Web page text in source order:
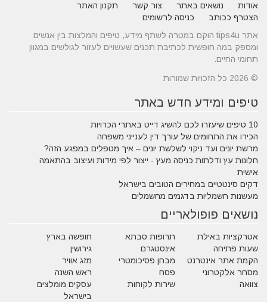
אודות נושאים באתר צור קשר
תקנון האתר
הצטרף ככותב
כניסה לרשומים
אתר tips4u הוקם במטרה לשתף מידע, טיפים והמלצות בין אנשים
ומספק במה חופשית לכתיבת תכנים שעשויים לעזור לגולשים במגוון
תחומי החיים.
© 2026 כל הזכויות שמורות
טיפים ומידע חדש באתר
10 טיפים שיעזרו לכם להשיג דייט באתרי הכרויות
הכירו את התחומים של עורך דין לענייני משפחה
מרשת יונים ועד ניקוי לשלשת יונים – איך מטפלים במפגע הזה?
חלונות עץ ודלתות כניסה מעץ - ייצור לפי מידות ועיצוב בהתאמה
אישית
דקים סינטטיים במחירים הטובים בישראל
מעשנות חשמליות בדגמים מחשמלים
נושאים פופולאריים
אטרקציות באילת תרופות סבתא
חופשה בארץ
שעות פתיחה
אינסטגרם
גירושין
הקמת אתר אינטרנט
מבחן פסיכומטרי
מזג אוויר
מסחר אלקטרוני
פסח
ראש השנה
צוואה
שירות לקוחות
עסקים מומלצים
בישראל